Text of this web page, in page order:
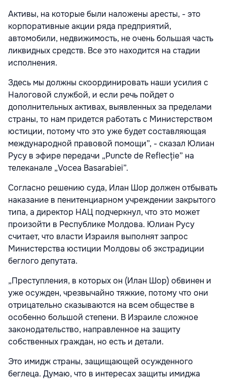
Активы, на которые были наложены аресты, - это
корпоративные акции ряда предприятий,
автомобили, недвижимость, не очень большая часть
ликвидных средств. Все это находится на стадии
исполнения.
Здесь мы должны скоординировать наши усилия с
Налоговой службой, и если речь пойдет о
дополнительных активах, выявленных за пределами
страны, то нам придется работать с Министерством
юстиции, потому что это уже будет составляющая
международной правовой помощи”, - сказал Юлиан
Русу в эфире передачи „Puncte de Reflecție” на
телеканале „Vocea Basarabiei”.
Согласно решению суда, Илан Шор должен отбывать
наказание в пенитенциарном учреждении закрытого
типа, а директор НАЦ подчеркнул, что это может
произойти в Республике Молдова. Юлиан Русу
считает, что власти Израиля выполнят запрос
Министерства юстиции Молдовы об экстрадиции
беглого депутата.
„Преступления, в которых он (Илан Шор) обвинен и
уже осужден, чрезвычайно тяжкие, потому что они
отрицательно сказываются на всем обществе в
особенно большой степени. В Израиле сложное
законодательство, направленное на защиту
собственных граждан, но есть и детали.
Это имидж страны, защищающей осужденного
беглеца. Думаю, что в интересах защиты имиджа